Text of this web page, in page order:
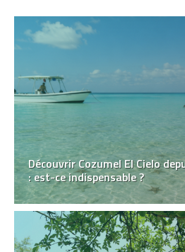
Découvrir Cozumel El Cielo
: est-ce indispensable ?